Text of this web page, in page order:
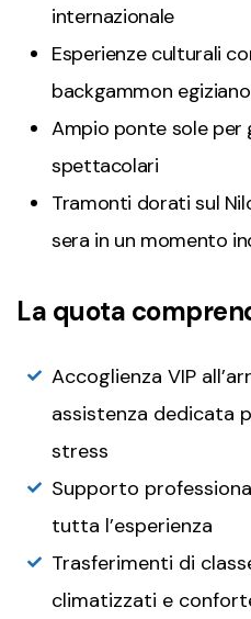
internazionale
Esperienze culturali
backgammon egiziano
Ampio ponte sole per
spettacolari
Tramonti dorati sul
sera in un momento
La quota
Accoglienza VIP
assistenza dedicata
stress
Supporto
tutta l’esperienza
Trasferimenti di
climatizzati e